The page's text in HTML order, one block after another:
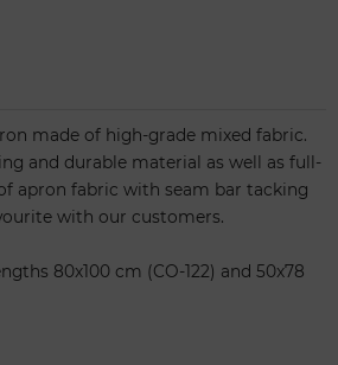
made of high-grade mixed fabric.
and durable material as well as full-
apron fabric with seam bar tacking
with our customers.
80x100 cm (CO-122) and 50x78